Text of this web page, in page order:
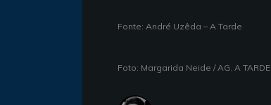
Fonte: André Uzêda – A Tarde
Foto: Margarida Neide / AG. A TARDE